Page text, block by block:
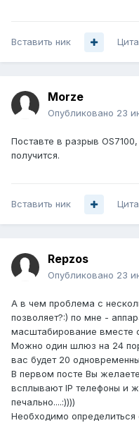
Вставить ник
Morze
Опубликовано 23
Поставте в разрыв
получится.
Вставить ник
Repzos
Опубликовано 23
А в чем проблема с
позволяет?:) по мне -
масштабирование вместе
Можно один шлюз на 24
вас будет 20
В первом посте Вы
всплывают IP телефоны и
печально....:))))
Необходимо